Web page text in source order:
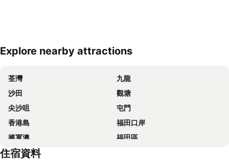
展開地圖
Explore nearby attractions
荃灣
九龍
沙田
觀塘
尖沙咀
屯門
香港島
福田口岸
將軍澳
福田區
Mong Kok Metro Station
住宿資料